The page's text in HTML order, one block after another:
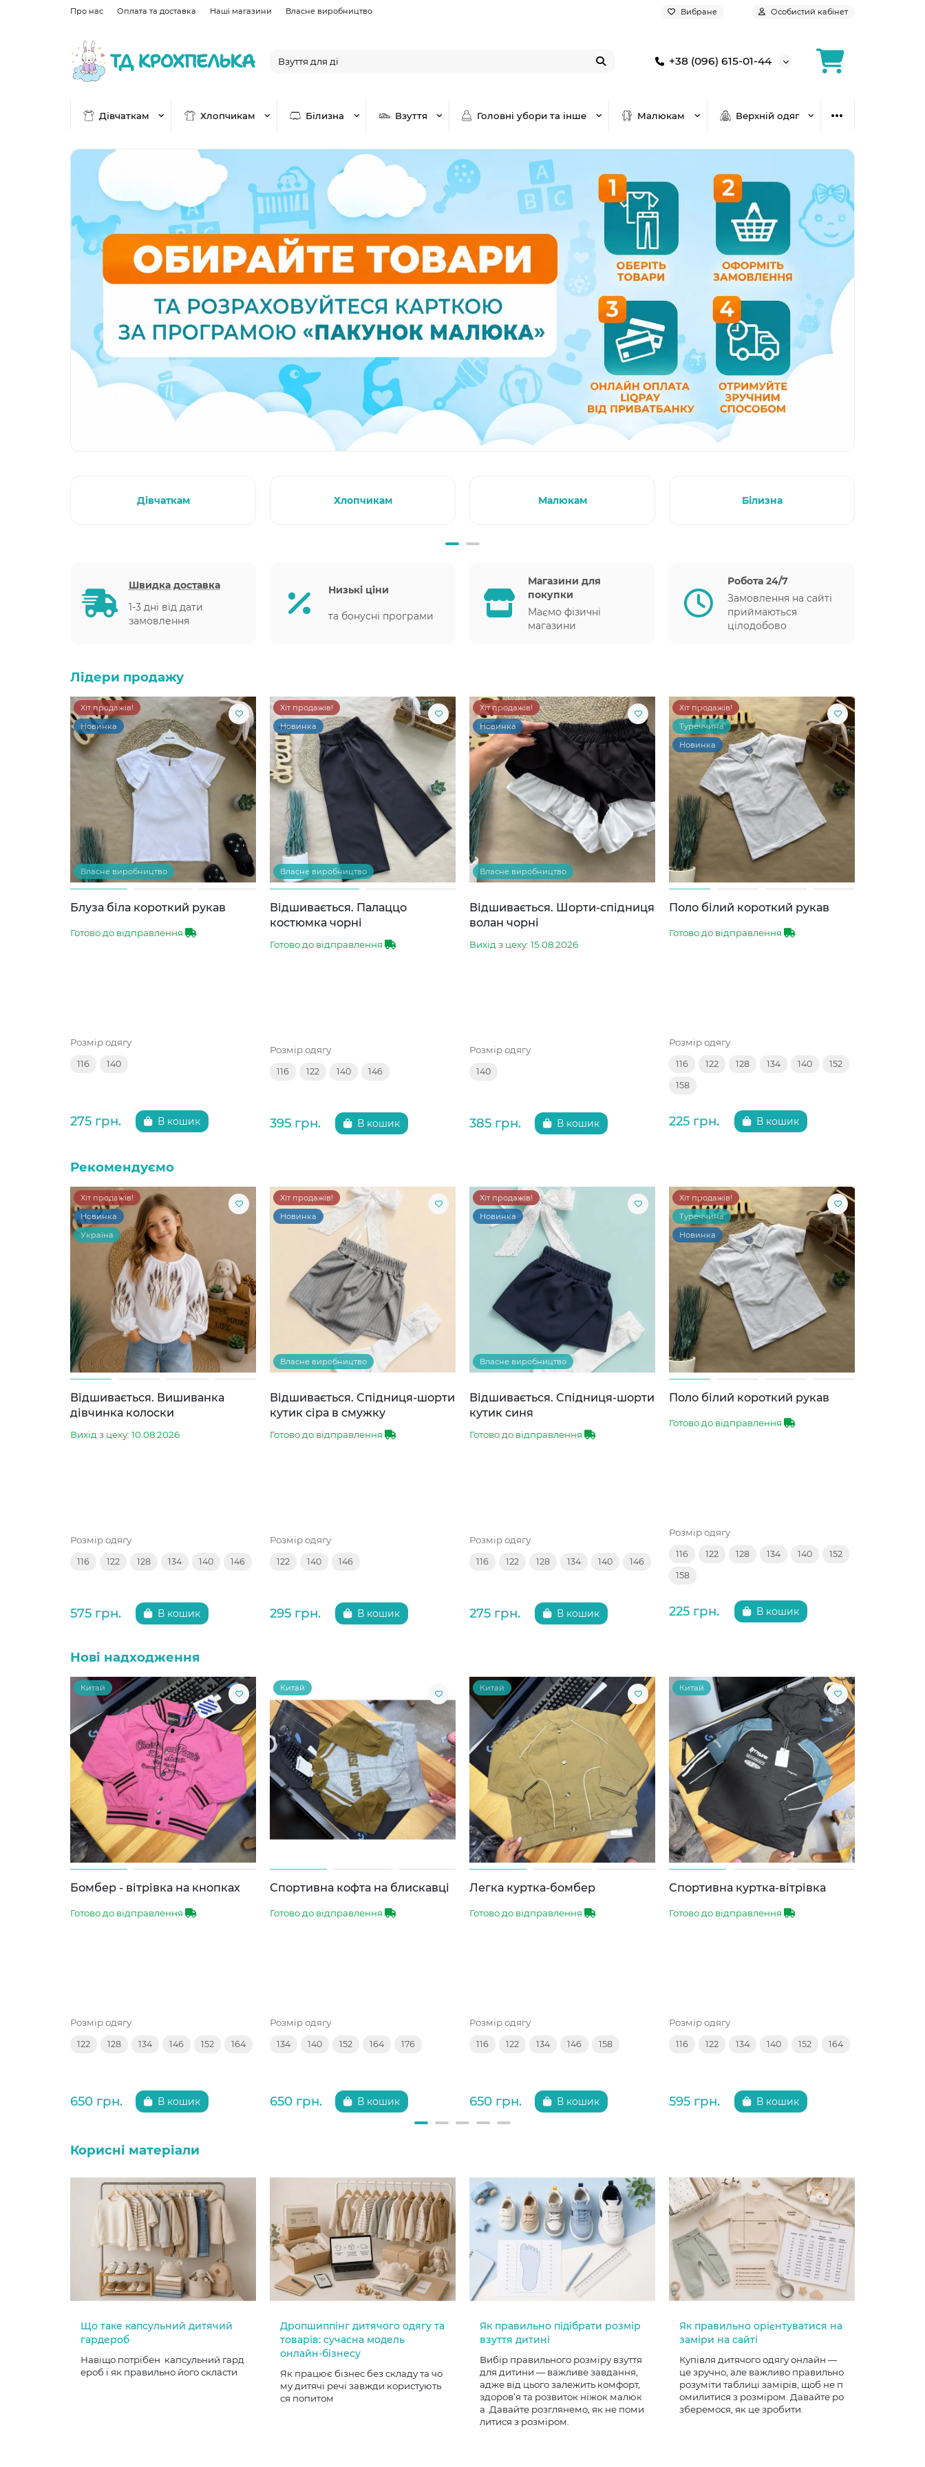
Про нас Оплата та доставка Наші магазини Власне виробництво Вибране Особистий кабінет
+38 (096) 615-01-44
Дівчаткам Хлопчикам Білизна Взуття Головні убори та інше Малюкам Верхній одяг
Дівчаткам Хлопчикам Малюкам Білизна
Швидка доставка
1-3 дні від дати
замовлення
Низькі ціни
та бонусні програми
Магазини для
покупки
Маємо фізичні
магазини
Робота 24/7
Замовлення на сайті
приймаються
цілодобово
Лідери продажу
Хіт продажів!
Новинка
Власне виробництво
Блуза біла короткий рукав
Готово до відправлення
Розмір одягу
116 140
275 грн. В кошик
Хіт продажів!
Новинка
Власне виробництво
Відшивається. Палаццо
костюмка чорні
Готово до відправлення
Розмір одягу
116 122 140 146
395 грн. В кошик
Хіт продажів!
Новинка
Власне виробництво
Відшивається. Шорти-спідниця
волан чорні
Вихід з цеху: 15.08.2026
Розмір одягу
140
385 грн. В кошик
Хіт продажів!
Туреччина
Новинка
Поло білий короткий рукав
Готово до відправлення
Розмір одягу
116 122 128 134 140 152
158
225 грн. В кошик
Рекомендуємо
Хіт продажів!
Новинка
Україна
Відшивається. Вишиванка
дівчинка колоски
Вихід з цеху: 10.08.2026
Розмір одягу
116 122 128 134 140 146
575 грн. В кошик
Хіт продажів!
Новинка
Власне виробництво
Відшивається. Спідниця-шорти
кутик сіра в смужку
Готово до відправлення
Розмір одягу
122 140 146
295 грн. В кошик
Хіт продажів!
Новинка
Власне виробництво
Відшивається. Спідниця-шорти
кутик синя
Готово до відправлення
Розмір одягу
116 122 128 134 140 146
275 грн. В кошик
Хіт продажів!
Туреччина
Новинка
Поло білий короткий рукав
Готово до відправлення
Розмір одягу
116 122 128 134 140 152
158
225 грн. В кошик
Нові надходження
Китай
Бомбер - вітрівка на кнопках
Готово до відправлення
Розмір одягу
122 128 134 146 152 164
650 грн. В кошик
Китай
Спортивна кофта на блискавці
Готово до відправлення
Розмір одягу
134 140 152 164 176
650 грн. В кошик
Китай
Легка куртка-бомбер
Готово до відправлення
Розмір одягу
116 122 134 146 158
650 грн. В кошик
Китай
Спортивна куртка-вітрівка
Готово до відправлення
Розмір одягу
116 122 134 140 152 164
595 грн. В кошик
Корисні матеріали
Що таке капсульний дитячий
гардероб
Навіщо потрібен капсульний гард
ероб і як правильно його скласти
Дропшиппінг дитячого одягу та
товарів: сучасна модель
онлайн-бізнесу
Як працює бізнес без складу та чо
му дитячі речі завжди користують
ся попитом
Як правильно підібрати розмір
взуття дитині
Вибір правильного розміру взуття
для дитини — важливе завдання,
адже від цього залежить комфорт,
здоров’я та розвиток ніжок малюк
а. Давайте розглянемо, як не поми
литися з розміром.
Як правильно орієнтуватися на
заміри на сайті
Купівля дитячого одягу онлайн —
це зручно, але важливо правильно
розуміти таблиці замірів, щоб не п
омилитися з розміром. Давайте ро
зберемося, як це зробити.